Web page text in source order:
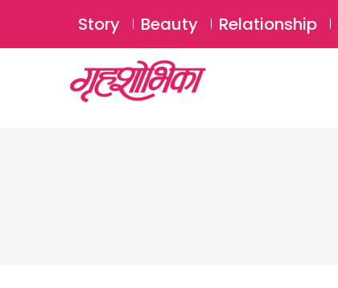
Story Beauty Relationship